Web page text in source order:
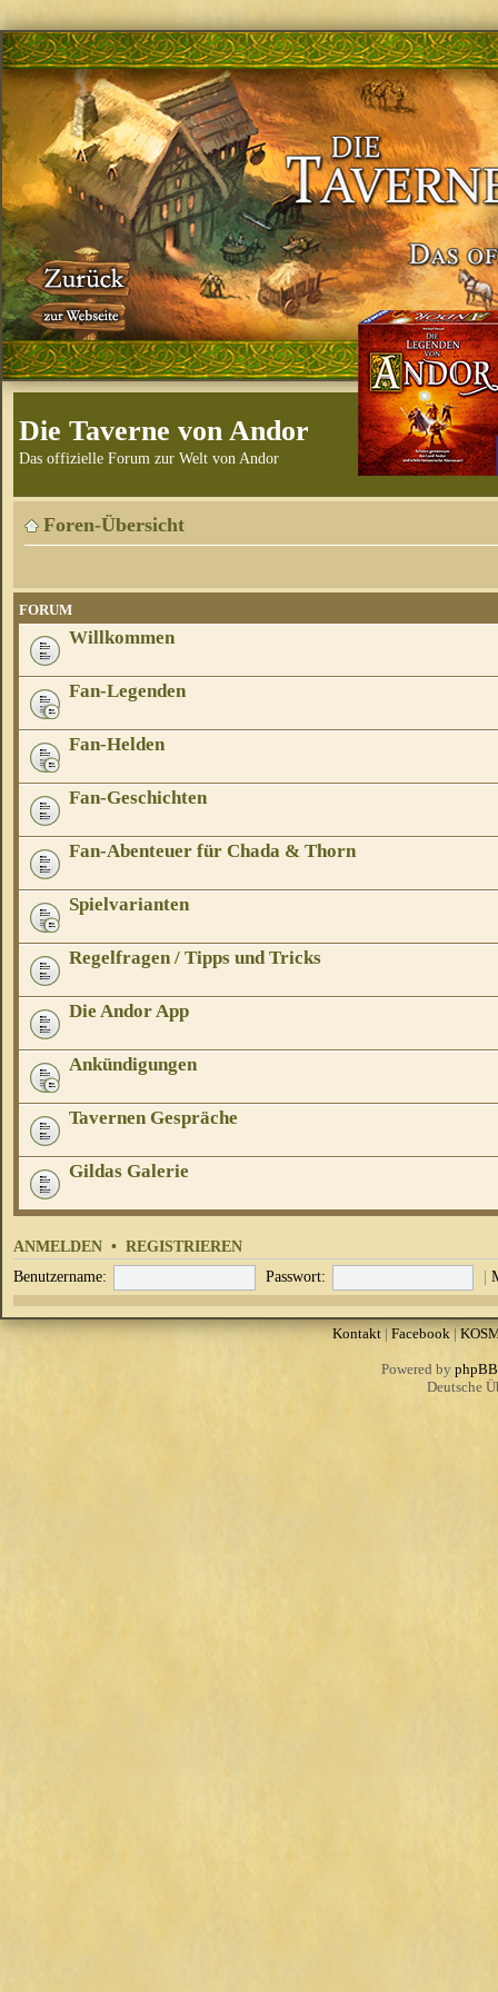
Die Taverne von Andor
Das offizielle Forum zur Welt von Andor
Foren-Übersicht
FORUM
Willkommen
Fan-Legenden
Fan-Helden
Fan-Geschichten
Fan-Abenteuer für Chada & Thorn
Spielvarianten
Regelfragen / Tipps und Tricks
Die Andor App
Ankündigungen
Tavernen Gespräche
Gildas Galerie
ANMELDEN • REGISTRIEREN
Benutzername: Passwort: |
Kontakt| Facebook|
Powered by phpBB
Deutsche